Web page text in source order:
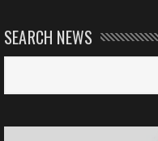
SEARCH NEWS